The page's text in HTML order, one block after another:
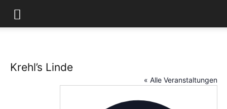
Krehl’s Linde
« Alle Veranstaltungen